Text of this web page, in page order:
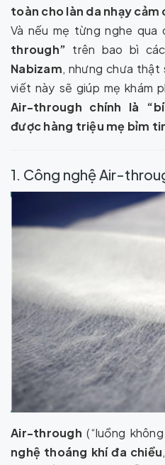
toàn cho làn da nhạy cảm
Và nếu mẹ từng nghe qua
through” trên bao bì
Nabizam, nhưng chưa thật
viết này sẽ giúp mẹ khám
Air-through chính là
được hàng triệu mẹ bỉm
1. Công nghệ Air-
Air-through (“luồng
nghệ thoáng khí đa chiều